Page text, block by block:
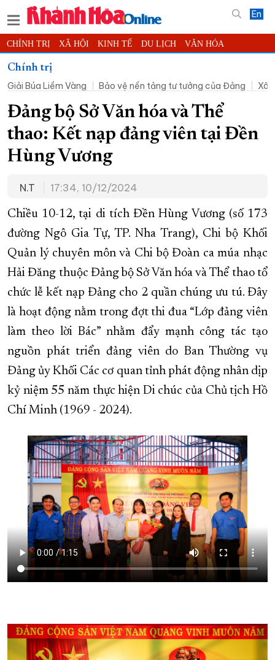
En
CHÍNH TRỊ XÃ HỘI KINH TẾ DU LỊCH VĂN HÓA
THỂ THAO
KHOA HỌC - CÔNG NGHỆ PHÁP LUẬT BẠN ĐỌC PHÓNG SỰ
THẾ GIỚI MULTIMEDIA VIDEO ĐỌC BÁO ONLINE
PODCAST THÔNG TIN - QUẢNG CÁO
QUY HOẠCH TỈNH KHÁNH HÒA
CHUNG TAY CẢI CÁCH HÀNH CHÍNH
XÂY DỰNG NÔNG THÔN MỚI LỊCH CẮT ĐIỆN
TÀU - XE - MÁY BAY
KỶ NIỆM 370 NĂM XÂY DỰNG VÀ PHÁT TRIỂN TỈNH KHÁNH HÒA
KHOẢNH KHẮC ĐẸP XỨ TRẦM
XÂY DỰNG KHÁNH HÒA TRỞ THÀNH THÀNH PHỐ TRỰC THUỘC
ĐẠI HỘI ĐẢNG CÁC CẤP TRANG CHỦ VỀ BÁO KHÁNH HÒA
Chính trị
Giải Búa Liềm Vàng
Bảo vệ nền tảng tư tưởng của Đảng
Đảng bộ Sở Văn hóa và Thể
thao: Kết nạp đảng viên tại Đền
Hùng Vương
N.T 17:34, 10/12/2024
Chiều 10-12, tại di tích Đền Hùng Vương (số 173
đường Ngô Gia Tự, TP. Nha Trang), Chi bộ Khối
Quản lý chuyên môn và Chi bộ Đoàn ca múa nhạc
Hải Đăng thuộc Đảng bộ Sở Văn hóa và Thể thao tổ
chức lễ kết nạp Đảng cho 2 quần chúng ưu tú. Đây
là hoạt động nằm trong đợt thi đua “Lớp đảng viên
làm theo lời Bác” nhằm đẩy mạnh công tác tạo
nguồn phát triển đảng viên do Ban Thường vụ
Đảng ủy Khối Các cơ quan tỉnh phát động nhân dịp
kỷ niệm 55 năm thực hiện Di chúc của Chủ tịch Hồ
Chí Minh (1969 - 2024).